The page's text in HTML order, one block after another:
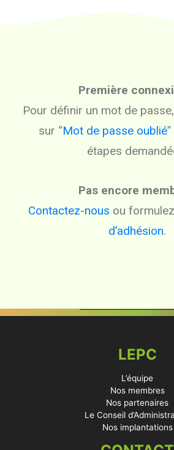
Première
Pour définir un mot de
sur “Mot de passe oublié
étapes
Pas encore
Contactez-nous ou
d’adhésion.
LEPC
L’équipe
Nos membres
Nos partenaires
Le Conseil
Nos implantations